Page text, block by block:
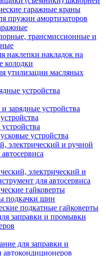
гаражные краны
пружин амортизаторов
трансмиссионные и
наклепки накладок на
колодки
утилизации масляных
устройства
зарядные устройства
устройства
электрический и ручной
электрический и
для автосервиса
гайковерты
подкачки шин
подкатные гайковерты
заправки и промывки
для заправки и